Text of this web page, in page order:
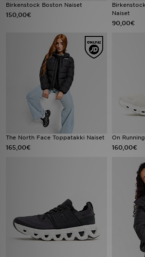
Birkenstock Boston Naiset
150,00€
Naiset
90,00€
The North Face Toppatakki Naiset
165,00€
On
160,00€
Lataa JD-sovellus
Minun JD
Minun viestini
Asiakaspalvelu ja tietoa